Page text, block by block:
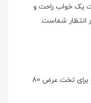
یک خواب راحت و
انتظار شماست.
1 عدد لحاف با ابعاد 150×220 (مناسب برای تخت عرض 80